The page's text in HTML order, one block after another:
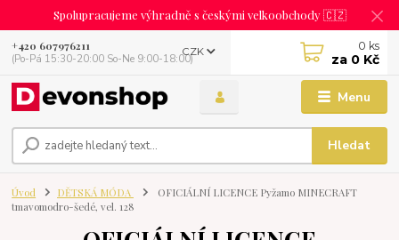
Spolupracujeme výhradně s českými velkoobchody 🇨🇿
Menu
CZK
Hledat
+420 607976211
(Po-Pá 15:30-20:00 So-Ne 9:00-18:00)
0 ks
za 0 Kč
Úvod DĚTSKÁ MÓDA
OFICIÁLNÍ LICENCE Pyžamo MINECRAFT
tmavomodro-šedé, vel. 128